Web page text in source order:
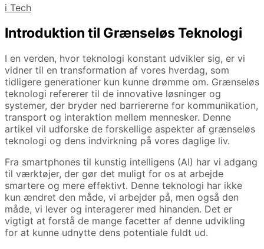
i Tech
Introduktion til Grænseløs Teknologi
I en verden, hvor teknologi konstant udvikler sig, er vi
vidner til en transformation af vores hverdag, som
tidligere generationer kun kunne drømme om. Grænseløs
teknologi refererer til de innovative løsninger og
systemer, der bryder ned barriererne for kommunikation,
transport og interaktion mellem mennesker. Denne
artikel vil udforske de forskellige aspekter af grænseløs
teknologi og dens indvirkning på vores daglige liv.
Fra smartphones til kunstig intelligens (AI) har vi adgang
til værktøjer, der gør det muligt for os at arbejde
smartere og mere effektivt. Denne teknologi har ikke
kun ændret den måde, vi arbejder på, men også den
måde, vi lever og interagerer med hinanden. Det er
vigtigt at forstå de mange facetter af denne udvikling
for at kunne udnytte dens potentiale fuldt ud.